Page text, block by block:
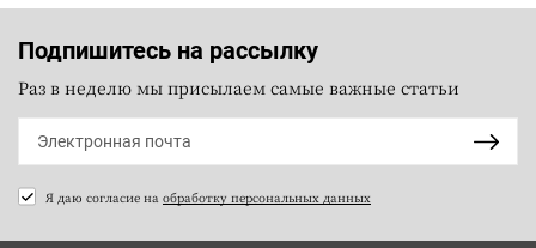
Подпишитесь на рассылку
Раз в неделю мы присылаем самые важные статьи
Я даю согласие на обработку персональных данных